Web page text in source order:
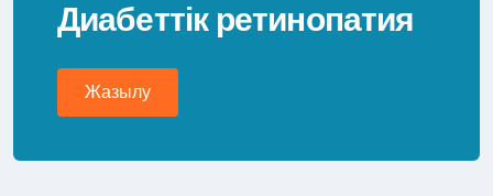
Диабеттік ретинопатия
Жазылу